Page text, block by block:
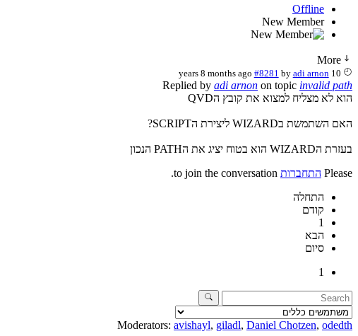
Offline
New Member
More
10 years 8 months ago
#8281 by adi arnon
Replied by adi arnon on topic invalid path
הוא לא מצליח למצוא את קובץ הQVD
האם השתמשת בWIZARD ליצירת הSCRIPT?
בעזרת הWIZARD הוא בטוח יציג את הPATH הנכון
Please התחברות
התחלה
קודם
1
הבא
סיום
1
Moderators: avishayl, giladl, Daniel Chotzen, odedth